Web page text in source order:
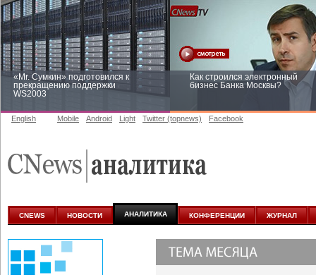
«Mr. Сумкин» подготовился к
прекращению поддержки
WS2003
Как строился электронный
бизнес Банка Москвы?
аналитике
English Mobile Android Light Twitter (topnews) Facebook
CNEWS НОВОСТИ АНАЛИТИКА КОНФЕРЕНЦИИ ЖУРНАЛ